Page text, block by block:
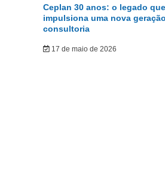
Ceplan 30 anos: o legado que
impulsiona uma nova
consultoria
17 de maio de 2026